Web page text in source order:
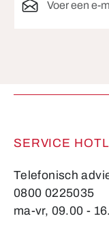
SERVICE
Telefonisch
0800 0225035
ma-vr, 09.00 -